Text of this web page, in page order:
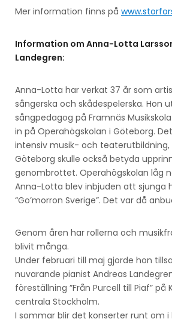
Mer information finns på
Information om Anna-Lotta
Landegren:
Anna-Lotta har verkat 37 år som
sångerska och skådespelerska. Hon
sångpedagog på Framnäs
in på Operahögskolan i Göteborg.
intensiv musik- och
Göteborg skulle också betyda
genombrottet. Operahögskolan låg
Anna-Lotta blev inbjuden att sjunga
“Go’morron Sverige”. Det var då
Genom åren har rollerna och
blivit många.
Under februari till maj gjorde hon
nuvarande pianist Andreas
föreställning ”Från Purcell till Piaf” på
centrala Stockholm.
I sommar blir det konserter runt om i